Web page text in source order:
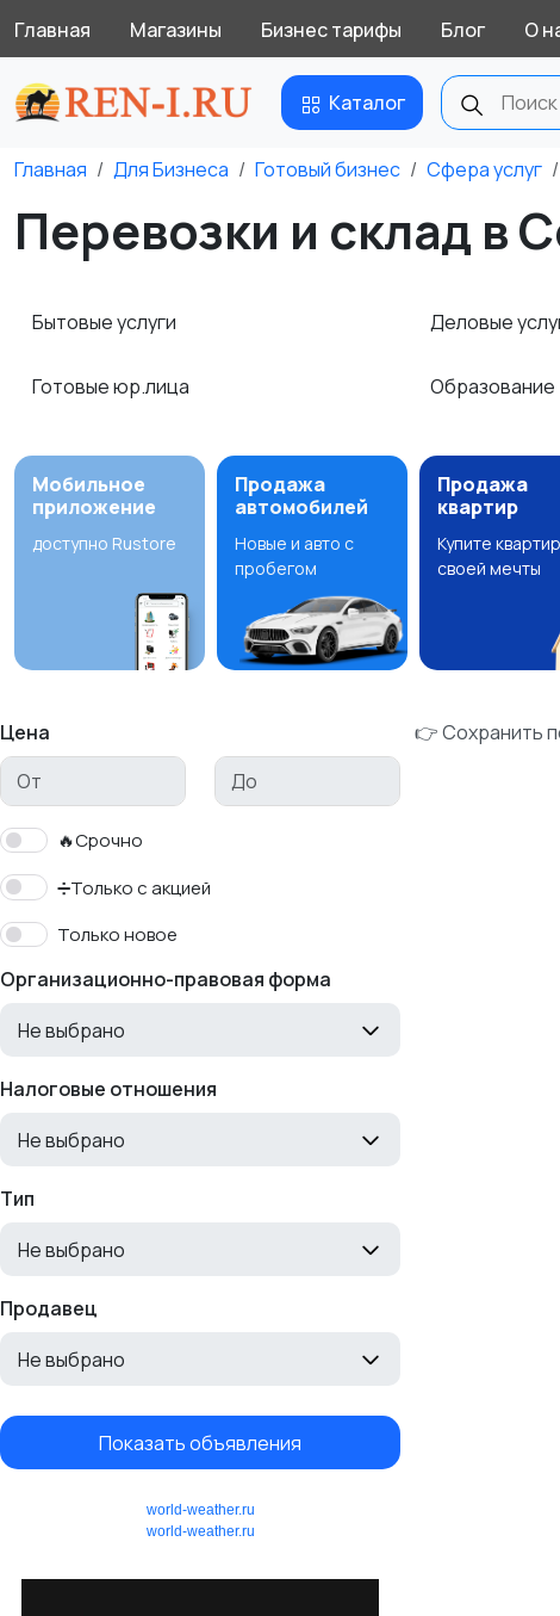
Главная Магазины Бизнес тарифы Блог О
Каталог
Главная Для Бизнеса Готовый бизнес Сфера услуг
Перевозки и склад в
Бытовые услуги
Готовые юр.лица
Деловые
Образование
Мобильное
приложение
доступно Rustore
Продажа
автомобилей
Новые и авто с
пробегом
Продажа
квартир
Купите
своей мечты
Цена
🔥Срочно
➗Только с акцией
Только новое
Организационно-правовая форма
Не выбрано
Налоговые отношения
Не выбрано
Тип
Не выбрано
Продавец
Не выбрано
Показать объявления
world-weather.ru
world-weather.ru
👉 Сохранить